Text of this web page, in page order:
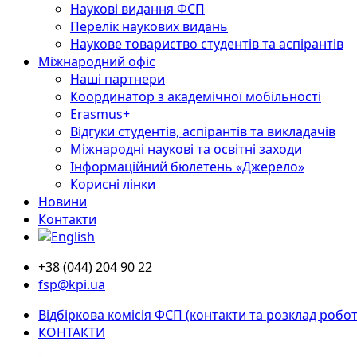
Наукові видання ФСП
Перелік наукових видань
Наукове товариство студентів та аспірантів
Міжнародний офіс
Наші партнери
Координатор з академічної мобільності
Erasmus+
Відгуки студентів, аспірантів та викладачів
Міжнародні наукові та освітні заходи
Інформаційний бюлетень «Джерело»
Корисні лінки
Новини
Контакти
+38 (044) 204 90 22
fsp@kpi.ua
Відбіркова комісія ФСП (контакти та розклад
КОНТАКТИ